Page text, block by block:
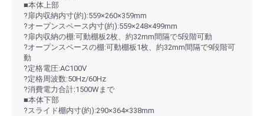
■本体上部
?扉内収納内寸(約):559×260×359mm
?オープンスペース内寸(約):559×248×499mm
?扉内収納の棚:可動棚板2枚、約32mm間隔で5段階可動
?オープンスペースの棚:可動棚板1枚、約32mm間隔で9段階可
動
?定格電圧:AC100V
?定格周波数:50Hz/60Hz
?消費電力合計:1500Wまで
■本体下部
?スライド棚内寸(約):290×364×338mm